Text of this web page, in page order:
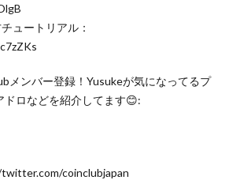
ュートリアル：
メンバー登録！Yusukeが気になってるプ
ドロなどを紹介してます😊:
coinclubjapan